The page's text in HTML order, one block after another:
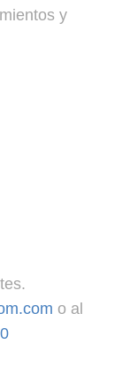
y
o al